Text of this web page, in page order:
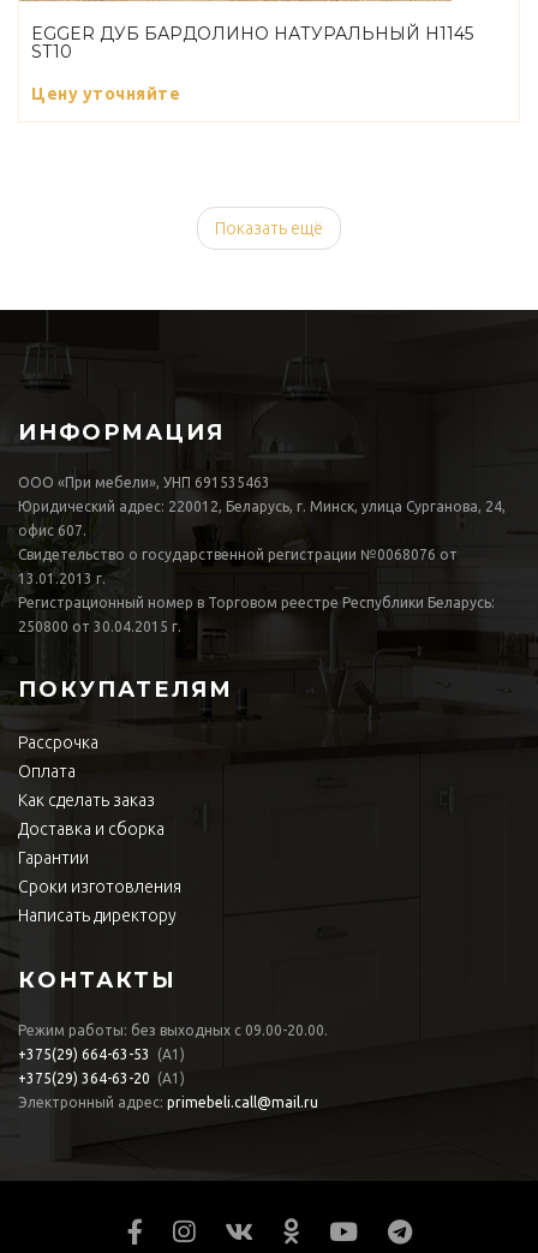
EGGER ДУБ БАРДОЛИНО НАТУРАЛЬНЫЙ H1145
ST10
Цену уточняйте
Показать ещё
ИНФОРМАЦИЯ
ООО «При мебели», УНП 691535463
Юридический адрес: 220012, Беларусь, г. Минск, улица Сурганова, 24,
офис 607.
Свидетельство о государственной регистрации №0068076 от
13.01.2013 г.
Регистрационный номер в Торговом реестре Республики Беларусь:
250800 от 30.04.2015 г.
ПОКУПАТЕЛЯМ
Рассрочка
Оплата
Как сделать заказ
Доставка и сборка
Гарантии
Сроки изготовления
Написать директору
КОНТАКТЫ
Режим работы: без выходных с 09.00-20.00.
+375(29) 664-63-53
(А1)
+375(29) 364-63-20
(А1)
Электронный адрес: primebeli.call@mail.ru